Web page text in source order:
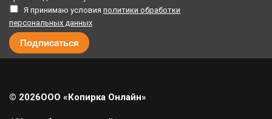
Я принимаю условия политики обработки
персональных данных
© 2026ООО «Копирка Онлайн»